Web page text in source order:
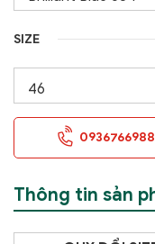
SIZE
0936766988
Thông tin sản